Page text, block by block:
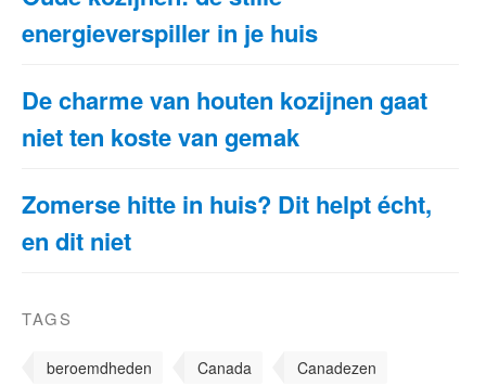
energieverspiller in je huis
De charme van houten kozijnen gaat
niet ten koste van gemak
Zomerse hitte in huis? Dit helpt écht,
en dit niet
TAGS
beroemdheden Canada Canadezen